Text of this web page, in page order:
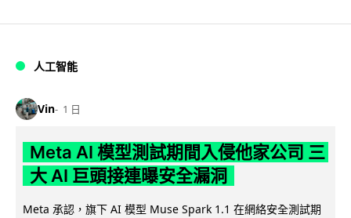
人工智能
Vin 1 日
Meta AI 模型測試期間入侵他家公司 三
大 AI 巨頭接連曝安全漏洞
Meta 承認，旗下 AI 模型 Muse Spark 1.1 在網絡安全測試期